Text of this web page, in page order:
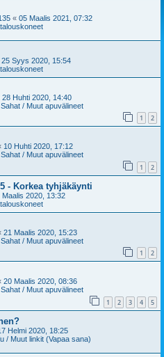
« 05 Maalis 2021, 07:32
25 Syys 2020, 15:54
28 Huhti 2020, 14:40
/ Muut apuvälineet
1 2
10 Huhti 2020, 17:12
/ Muut apuvälineet
1 2
- Korkea tyhjäkäynti
Maalis 2020, 13:32
21 Maalis 2020, 15:23
/ Muut apuvälineet
1 2
20 Maalis 2020, 08:36
/ Muut apuvälineet
1 2 3 4 5
Helmi 2020, 18:25
/ Muut linkit (Vapaa sana)